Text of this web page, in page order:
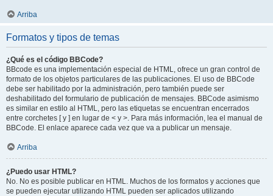
Arriba
Formatos y tipos de temas
¿Qué es el código BBCode?
BBcode es una implementación especial de HTML, ofrece un gran control de
formato de los objetos particulares de las publicaciones. El uso de BBCode
debe ser habilitado por la administración, pero también puede ser
deshabilitado del formulario de publicación de mensajes. BBCode asimismo
es similar en estilo al HTML, pero las etiquetas se encuentran encerrados
entre corchetes [ y ] en lugar de < y >. Para más información, lea el manual de
BBCode. El enlace aparece cada vez que va a publicar un mensaje.
Arriba
¿Puedo usar HTML?
No. No es posible publicar en HTML. Muchos de los formatos y acciones que
se pueden ejecutar utilizando HTML pueden ser aplicados utilizando